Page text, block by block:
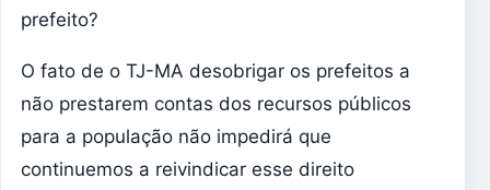
prefeito?
O fato de o TJ-MA desobrigar os prefeitos a
não prestarem contas dos recursos públicos
para a população não impedirá que
continuemos a reivindicar esse direito